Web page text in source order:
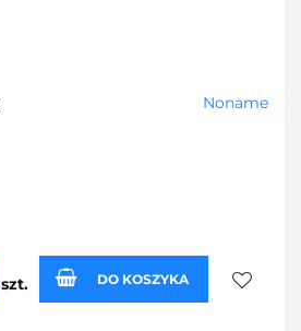
Noname
szt. DO KOSZYKA